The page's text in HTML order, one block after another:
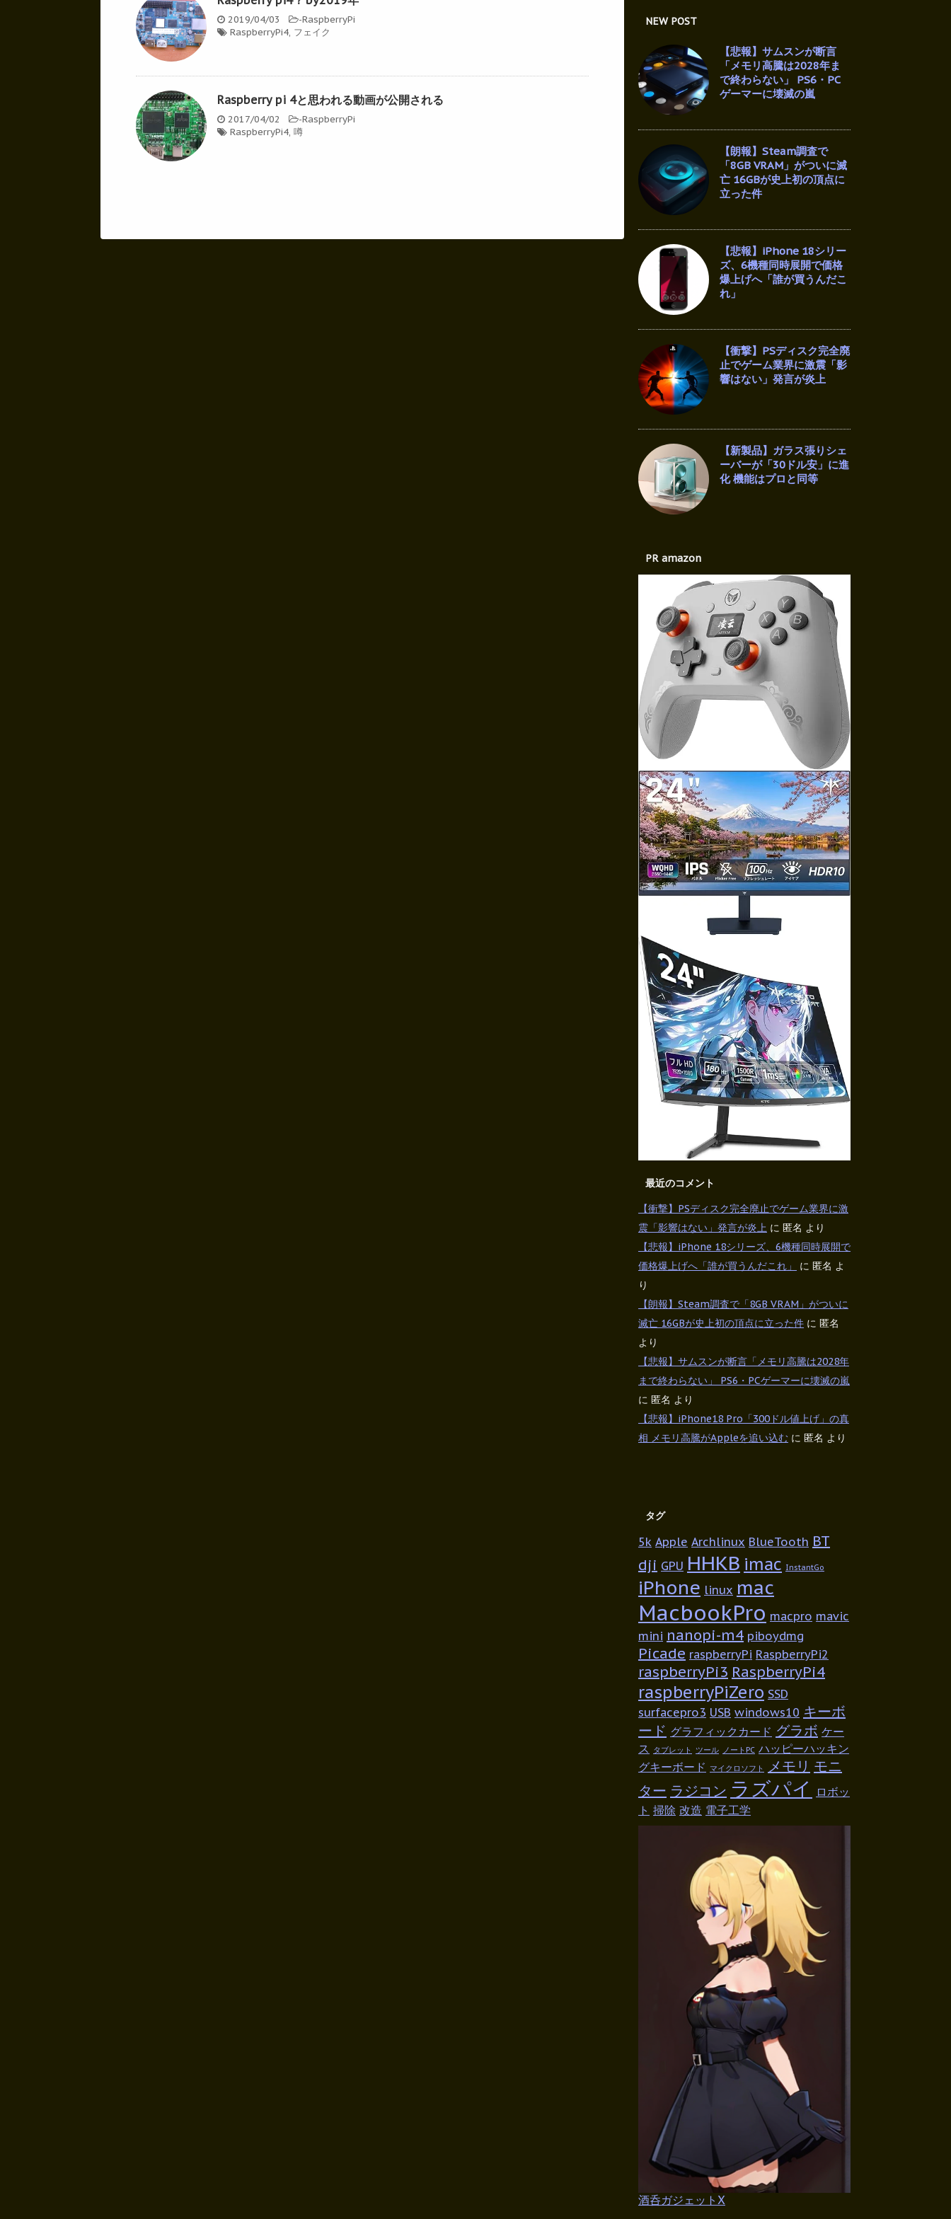
2019/04/03 -RaspberryPi
RaspberryPi4, フェイク
Raspberry pi 4と思われる動画が公開される
2017/04/02 -RaspberryPi
RaspberryPi4, 噂
NEW POST
【悲報】サムスンが断言
「メモリ高騰は2028年ま
で終わらない」 PS6・PC
ゲーマーに壊滅の嵐
【朗報】Steam調査で
「8GB VRAM」がついに滅
亡 16GBが史上初の頂点に
立った件
【悲報】iPhone 18シリー
ズ、6機種同時展開で価格
爆上げへ「誰が買うんだこ
れ」
【衝撃】PSディスク完全廃
止でゲーム業界に激震「影
響はない」発言が炎上
【新製品】ガラス張りシェ
ーバーが「30ドル安」に進
化 機能はプロと同等
PR amazon
最近のコメント
【衝撃】PSディスク完全廃止でゲーム業界に激
震「影響はない」発言が炎上 に 匿名 より
【悲報】iPhone 18シリーズ、6機種同時展開で
価格爆上げへ「誰が買うんだこれ」
に 匿名 よ
り
【朗報】Steam調査で「8GB VRAM」がついに
滅亡 16GBが史上初の頂点に立った件 に 匿名
より
【悲報】サムスンが断言「メモリ高騰は2028年
まで終わらない」 PS6・PCゲーマーに壊滅の嵐
に 匿名 より
【悲報】iPhone18 Pro「300ドル値上げ」の真
相 メモリ高騰がAppleを追い込む に 匿名 より
タグ
5k Apple Archlinux BlueTooth BT
dji GPU HHKB imac InstantGo
iPhone linux mac
MacbookPro macpro mavic
mini nanopi-m4 piboydmg
Picade raspberryPi RaspberryPi2
raspberryPi3 RaspberryPi4
raspberryPiZero SSD
surfacepro3 USB windows10 キーボ
ード グラフィックカード グラボ ケー
ス タブレット ツール ノートPC ハッピーハッキン
グキーボード マイクロソフト メモリ モニ
ター ラジコン ラズパイ
ロボッ
ト 掃除 改造 電子工学
酒呑ガジェットX